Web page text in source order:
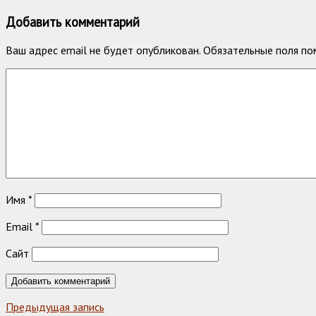
Добавить комментарий
Ваш адрес email не будет опубликован. Обязательные поля
Имя *
Email *
Сайт
Предыдущая запись